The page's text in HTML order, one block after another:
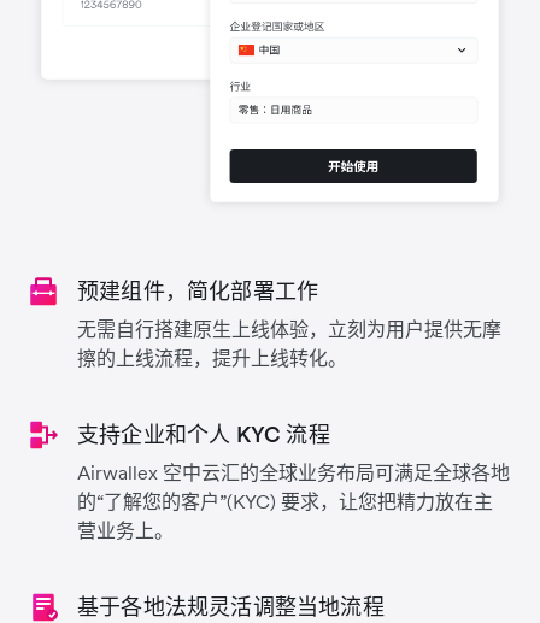
预建组件，简化部署工作
无需自行搭建原生上线体验，立刻为用户提供无摩
擦的上线流程，提升上线转化。
支持企业和个人 KYC 流程
Airwallex 空中云汇的全球业务布局可满足全球各地
的“了解您的客户”(KYC) 要求，让您把精力放在主
营业务上。
基于各地法规灵活调整当地流程